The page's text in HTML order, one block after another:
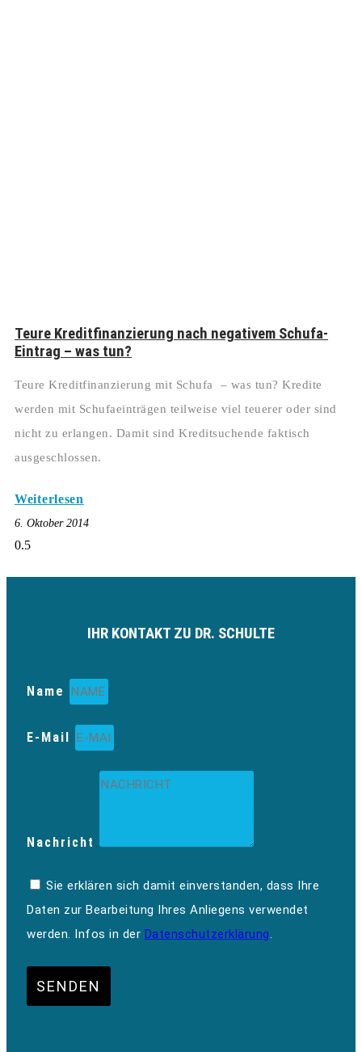
Teure Kreditfinanzierung nach negativem Schufa-
Eintrag – was tun?
Teure Kreditfinanzierung mit Schufa – was tun? Kredite
werden mit Schufaeinträgen teilweise viel teuerer oder sind
nicht zu erlangen. Damit sind Kreditsuchende faktisch
ausgeschlossen.
Weiterlesen
6. Oktober 2014
IHR KONTAKT ZU DR. SCHULTE
Name
E-Mail
Nachricht
Sie erklären sich damit einverstanden, dass Ihre
Daten zur Bearbeitung Ihres Anliegens verwendet
werden. Infos in der Datenschutzerklärung.
SENDEN